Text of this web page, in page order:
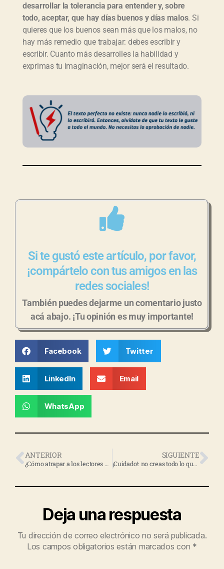
desarrollar la tolerancia para entender y, sobre
todo, aceptar, que hay días buenos y días malos. Si
quieres que los buenos sean más que los malos, no
hay más remedio que trabajar: debes escribir y
escribir. Cuanto más desarrolles la habilidad y
exprimas tu imaginación, mejor será el resultado.
Si te gustó este artículo, por favor,
¡compártelo con tus amigos en las
redes sociales!
También puedes dejarme un comentario justo
acá abajo. ¡Tu opinión es muy importante!
Facebook Twitter
LinkedIn Email
WhatsApp
ANTERIOR
¿Cómo atrapar a los lectores en tus redes (pero, no las sociales)?
SIGUIENTE
¡Cuidado!: no creas todo lo que se dice del ‘copywriting’
Deja una respuesta
Tu dirección de correo electrónico no será publicada.
Los campos obligatorios están marcados con *